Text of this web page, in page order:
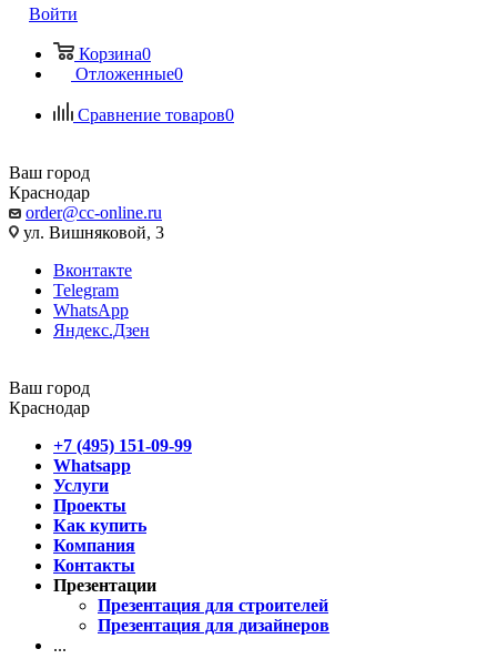
Войти
Корзина0
Отложенные0
Сравнение товаров0
Ваш город
Краснодар
order@cc-online.ru
ул. Вишняковой, 3
Вконтакте
Telegram
WhatsApp
Яндекс.Дзен
Ваш город
Краснодар
+7 (495) 151-09-99
Whatsapp
Услуги
Проекты
Как купить
Компания
Контакты
Презентации
Презентация для строителей
Презентация для дизайнеров
...